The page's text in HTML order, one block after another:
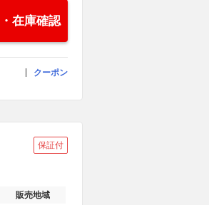
在庫確認
クーポン
保証付
販売地域